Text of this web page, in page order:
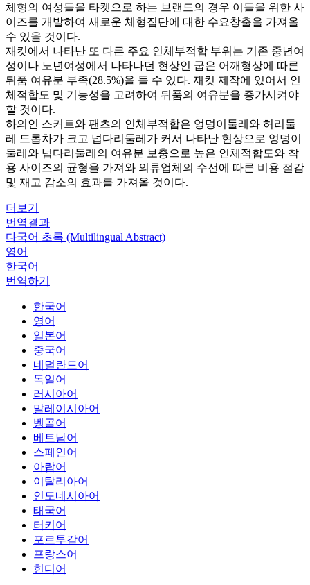
체형의 여성들을 타켓으로 하는 브랜드의 경우 이들을 위한 사
이즈를 개발하여 새로운 체형집단에 대한 수요창출을 가져올
수 있을 것이다.
재킷에서 나타난 또 다른 주요 인체부적합 부위는 기존 중년여
성이나 노년여성에서 나타나던 현상인 굽은 어깨형상에 따른
뒤품 여유분 부족(28.5%)을 들 수 있다. 재킷 제작에 있어서 인
체적합도 및 기능성을 고려하여 뒤품의 여유분을 증가시켜야
할 것이다.
하의인 스커트와 팬츠의 인체부적합은 엉덩이둘레와 허리둘
레 드롭차가 크고 넙다리둘레가 커서 나타난 현상으로 엉덩이
둘레와 넙다리둘레의 여유분 보충으로 높은 인체적합도와 착
용 사이즈의 균형을 가져와 의류업체의 수선에 따른 비용 절감
및 재고 감소의 효과를 가져올 것이다.
더보기
번역결과
다국어 초록 (Multilingual Abstract)
영어
한국어
번역하기
한국어
영어
일본어
중국어
네덜란드어
독일어
러시아어
말레이시아어
벵골어
베트남어
스페인어
아랍어
이탈리아어
인도네시아어
태국어
터키어
포르투갈어
프랑스어
힌디어